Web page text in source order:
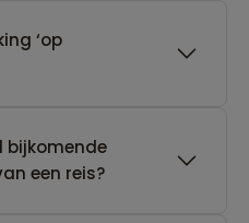
‘op
een reis?